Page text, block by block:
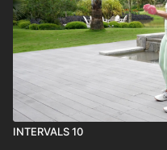
INTERVALS 10